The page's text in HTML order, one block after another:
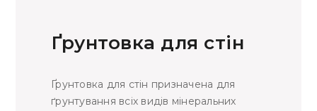
Ґрунтовка для стін
Ґрунтовка для стін призначена для
ґрунтування всіх видів мінеральних